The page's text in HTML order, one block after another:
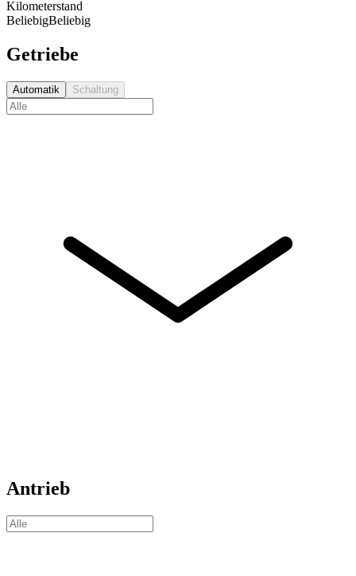
Kilometerstand
BeliebigBeliebig
Getriebe
Automatik Schaltung
Antrieb